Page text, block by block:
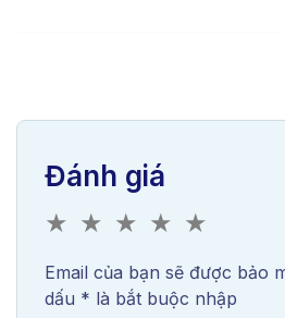
Đánh giá
★ ★ ★ ★ ★
Email của bạn sẽ được bảo
dấu * là bắt buộc nhập